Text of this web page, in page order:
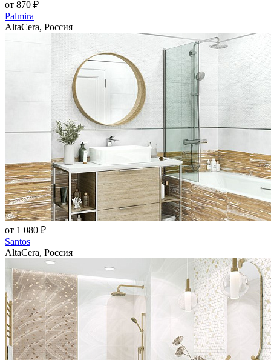
от 870 ₽
Palmira
AltaCera, Россия
от 1 080 ₽
Santos
AltaCera, Россия